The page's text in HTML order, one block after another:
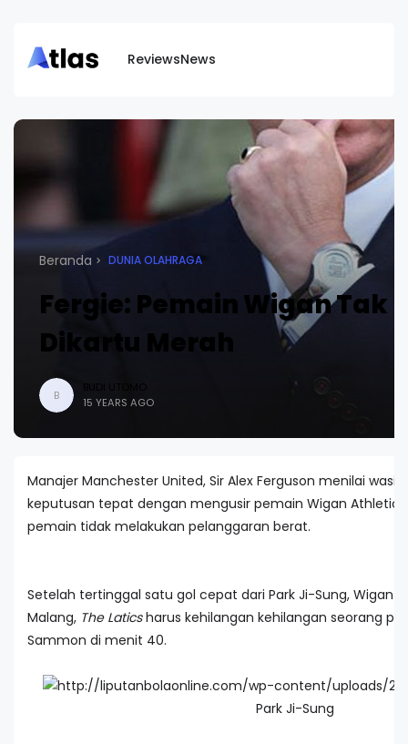
ReviewsNews
Beranda DUNIA OLAHRAGA
Fergie: Pemain Wigan Tak
Dikartu Merah
B
15 YEARS AGO
Manajer Manchester United, Sir Alex Ferguson menilai
keputusan tepat dengan mengusir pemain Wigan Athletic.
pemain tidak melakukan pelanggaran berat.
Setelah tertinggal satu gol cepat dari Park Ji-Sung, Wigan
Malang, The Laticsharus kehilangan kehilangan seorang
Sammon di menit 40.
Park Ji-Sung